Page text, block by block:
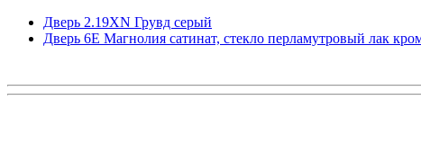
Дверь 2.19ХN Грувд серый
Дверь 6Е Магнолия сатинат, стекло перламутровый лак